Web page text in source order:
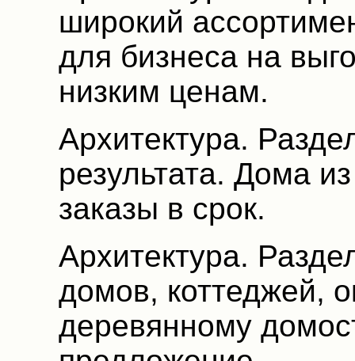
широкий
для бизнеса на
низким ценам.
Архитектура.
результата. Дома
заказы в срок.
Архитектура.
домов, коттеджей,
деревянному